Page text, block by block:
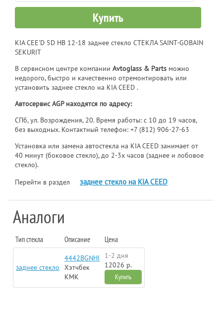
Купить
KIA CEE'D 5D HB 12-18 заднее стекло СТЕКЛА SAINT-GOBAIN
SEKURIT
В сервисном центре компанииAvtoglass & Parts можно
недорого, быстро и качественно отремонтировать или
установить заднее стекло на KIA CEED .
Автосервис AGP находятся по адресу:
СПб, ул. Возрождения, 20. Время работы: с 10 до 19 часов,
без выходных. Контактный телефон:+7 (812) 906-27-63
Установка или замена автостекла на KIA CEED занимает от
40 минут (боковое стекло), до 2-3х часов (заднее и лобовое
стекло).
Перейти в раздел
заднее стекло на KIA CEED
Аналоги
Тип стекла Описание Цена
заднее стекло
4442BGNHI
Хэтчбек
KMK
1-2 дня
12026 р.
Купить